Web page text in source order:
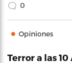
0
Opiniones
Terror a las 10